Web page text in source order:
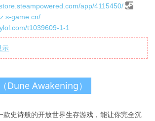
app/4115450/
game.cn/
t1039609-1-1
示
Dune Awakening）
款史诗般的开放世界生存游戏，能让你完全沉